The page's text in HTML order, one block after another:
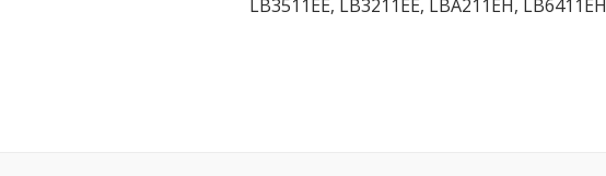
LB3511EE, LB3211EE, LBA211EH, LB6411EH